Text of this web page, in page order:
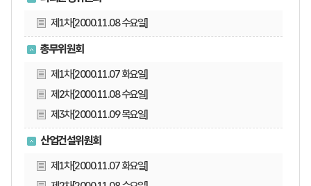
제1차[2000.11.08 수요일]
총무위원회
제1차[2000.11.07 화요일]
제2차[2000.11.08 수요일]
제3차[2000.11.09 목요일]
산업건설위원회
제1차[2000.11.07 화요일]